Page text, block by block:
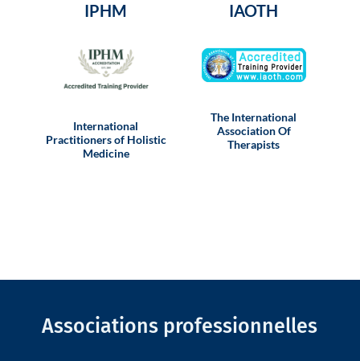
IPHM
International
Practitioners of Holistic
Medicine
IAOTH
The International
Association Of
Therapists
Associations professionnelles